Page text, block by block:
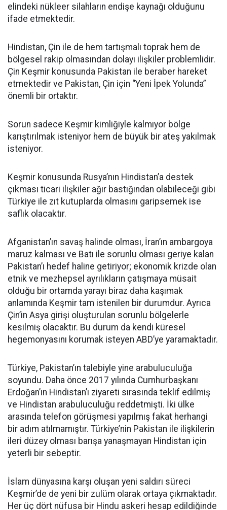
elindeki nükleer silahların endişe kaynağı olduğunu
ifade etmektedir.
Hindistan, Çin ile de hem tartışmalı toprak hem de
bölgesel rakip olmasından dolayı ilişkiler problemlidir.
Çin Keşmir konusunda Pakistan ile beraber hareket
etmektedir ve Pakistan, Çin için “Yeni İpek Yolunda”
önemli bir ortaktır.
Sorun sadece Keşmir kimliğiyle kalmıyor bölge
karıştırılmak isteniyor hem de büyük bir ateş yakılmak
isteniyor.
Keşmir konusunda Rusya’nın Hindistan’a destek
çıkması ticari ilişkiler ağır bastığından olabileceği gibi
Türkiye ile zıt kutuplarda olmasını garipsemek ise
saflık olacaktır.
Afganistan’ın savaş halinde olması, İran’ın ambargoya
maruz kalması ve Batı ile sorunlu olması geriye kalan
Pakistan’ı hedef haline getiriyor; ekonomik krizde olan
etnik ve mezhepsel ayrılıkların çatışmaya müsait
olduğu bir ortamda yarayı biraz daha kaşımak
anlamında Keşmir tam istenilen bir durumdur. Ayrıca
Çin’in Asya girişi oluşturulan sorunlu bölgelerle
kesilmiş olacaktır. Bu durum da kendi küresel
hegemonyasını korumak isteyen ABD’ye yaramaktadır.
Türkiye, Pakistan’ın talebiyle yine arabuluculuğa
soyundu. Daha önce 2017 yılında Cumhurbaşkanı
Erdoğan’ın Hindistan’ı ziyareti sırasında teklif edilmiş
ve Hindistan arabuluculuğu reddetmişti. İki ülke
arasında telefon görüşmesi yapılmış fakat herhangi
bir adım atılmamıştır. Türkiye’nin Pakistan ile ilişkilerin
ileri düzey olması barışa yanaşmayan Hindistan için
yeterli bir sebeptir.
İslam dünyasına karşı oluşan yeni saldırı süreci
Keşmir’de de yeni bir zulüm olarak ortaya çıkmaktadır.
Her üç dört nüfusa bir Hindu askeri hesap edildiğinde